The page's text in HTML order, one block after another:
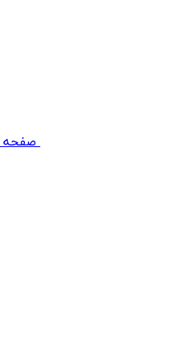
صفحه